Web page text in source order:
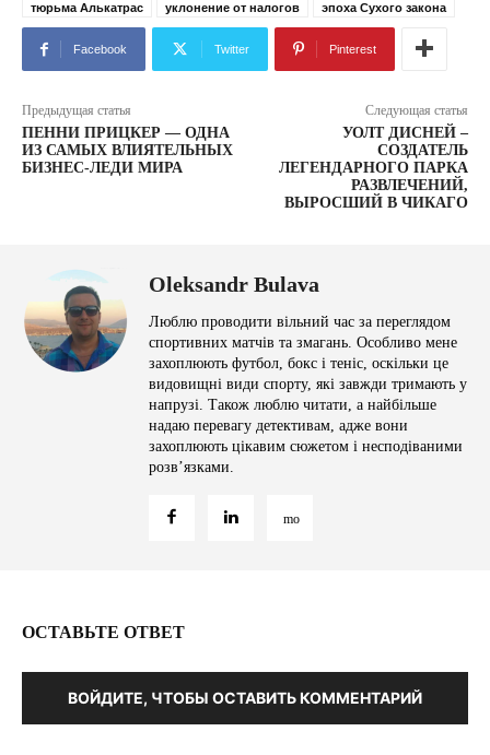
тюрьма Алькатрас уклонение от налогов эпоха Сухого закона
Facebook Twitter Pinterest
Предыдущая статья
ПЕННИ ПРИЦКЕР — ОДНА
ИЗ САМЫХ ВЛИЯТЕЛЬНЫХ
БИЗНЕС-ЛЕДИ МИРА
Следующая статья
УОЛТ ДИСНЕЙ –
СОЗДАТЕЛЬ
ЛЕГЕНДАРНОГО ПАРКА
РАЗВЛЕЧЕНИЙ,
ВЫРОСШИЙ В ЧИКАГО
Oleksandr Bulava
Люблю проводити вільний час за переглядом
спортивних матчів та змагань. Особливо мене
захоплюють футбол, бокс і теніс, оскільки це
видовищні види спорту, які завжди тримають у
напрузі. Також люблю читати, а найбільше
надаю перевагу детективам, адже вони
захоплюють цікавим сюжетом і несподіваними
розв’язками.
ОСТАВЬТЕ ОТВЕТ
ВОЙДИТЕ, ЧТОБЫ ОСТАВИТЬ КОММЕНТАРИЙ